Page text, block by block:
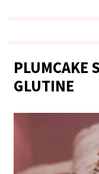
PLUMCAKE
GLUTINE